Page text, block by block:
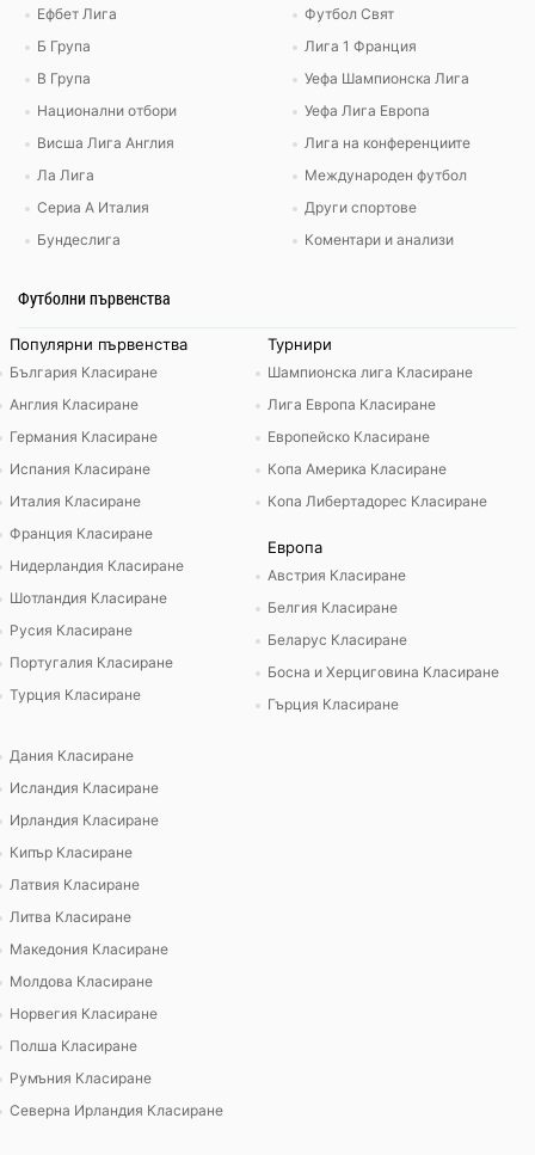
Ефбет Лига
Б Група
В Група
Национални отбори
Висша Лига Англия
Ла Лига
Сериа А Италия
Бундеслига
Футбол Свят
Лига 1 Франция
Уефа Шампионска Лига
Уефа Лига Европа
Лига на конференциите
Международен футбол
Други спортове
Коментари и анализи
Футболни първенства
Популярни първенства
България Класиране
Англия Класиране
Германия Класиране
Испания Класиране
Италия Класиране
Франция Класиране
Нидерландия Класиране
Шотландия Класиране
Русия Класиране
Португалия Класиране
Турция Класиране
Турнири
Шампионска лига Класиране
Лига Европа Класиране
Европейско Класиране
Копа Америка Класиране
Копа Либертадорес Класиране
Европа
Австрия Класиране
Белгия Класиране
Беларус Класиране
Босна и Херциговина Класиране
Гърция Класиране
Дания Класиране
Исландия Класиране
Ирландия Класиране
Кипър Класиране
Латвия Класиране
Литва Класиране
Македония Класиране
Молдова Класиране
Норвегия Класиране
Полша Класиране
Румъния Класиране
Северна Ирландия Класиране